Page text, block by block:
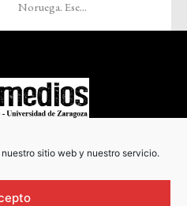
sitio web y nuestro servicio.
Noruega. Ese...